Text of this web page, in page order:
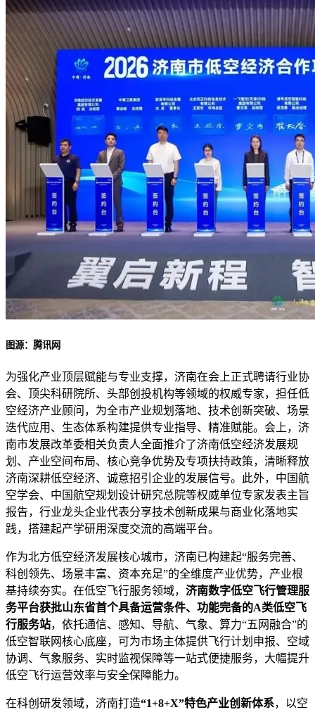
图源：腾讯网
为强化产业顶层赋能与专业支撑，济南在会上正式聘请行业协
会、顶尖科研院所、头部创投机构等领域的权威专家，担任低
空经济产业顾问，为全市产业规划落地、技术创新突破、场景
迭代应用、生态体系构建提供专业指导、精准赋能。会上，济
南市发展改革委相关负责人全面推介了济南低空经济发展规
划、产业空间布局、核心竞争优势及专项扶持政策，清晰释放
济南深耕低空经济、诚意招引企业的发展信号。此外，中国航
空学会、中国航空规划设计研究总院等权威单位专家发表主旨
报告，行业龙头企业代表分享技术创新成果与商业化落地实
践，搭建起产学研用深度交流的高端平台。
作为北方低空经济发展核心城市，济南已构建起“服务完善、
科创领先、场景丰富、资本充足”的全维度产业优势，产业根
基持续夯实。在低空飞行服务领域， 济南数字低空飞行管理服
务平台获批山东省首个具备运营条件、功能完备的A类低空飞
行服务站，依托通信、感知、导航、气象、算力“五网融合”的
低空智联网核心底座，可为市场主体提供飞行计划申报、空域
协调、气象服务、实时监视保障等一站式便捷服务，大幅提升
低空飞行运营效率与安全保障能力。
在科创研发领域，济南打造“1+8+X”特色产业创新体系，以空